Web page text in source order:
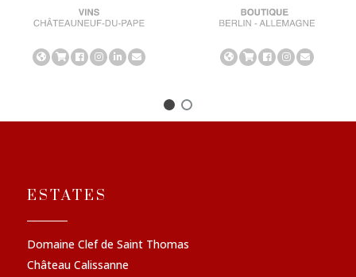
ESTATES
Domaine Clef de Saint Thomas
Château Calissanne